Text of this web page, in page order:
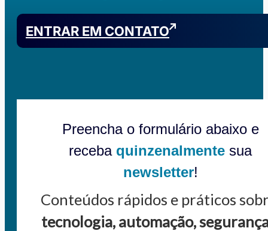
ENTRAR EM CONTATO
Preencha o formulário abaixo e
receba quinzenalmente sua
newsletter!
Conteúdos rápidos e práticos
tecnologia, automação,